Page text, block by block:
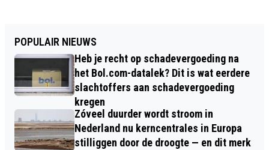
POPULAIR NIEUWS
Heb je recht op schadevergoeding na
het Bol.com-datalek? Dit is wat eerdere
slachtoffers aan schadevergoeding
kregen
Zóveel duurder wordt stroom in
Nederland nu kerncentrales in Europa
stilliggen door de droogte — en dit merk